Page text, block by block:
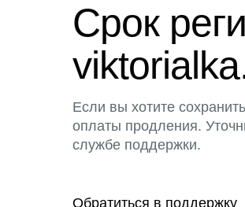
Срок
Если вы хотите
оплаты продления.
службе поддержки.
Обратиться в поддержку